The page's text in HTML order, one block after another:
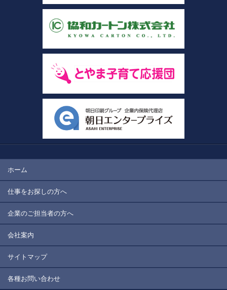
ホーム
仕事をお探しの方へ
企業のご担当者の方へ
会社案内
サイトマップ
各種お問い合わせ